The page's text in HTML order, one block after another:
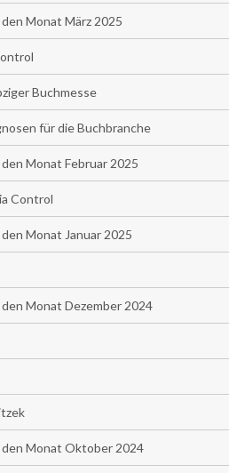
Monat März 2025
Buchmesse
für die Buchbranche
Monat Februar 2025
Control
Monat Januar 2025
Monat Dezember 2024
Monat Oktober 2024